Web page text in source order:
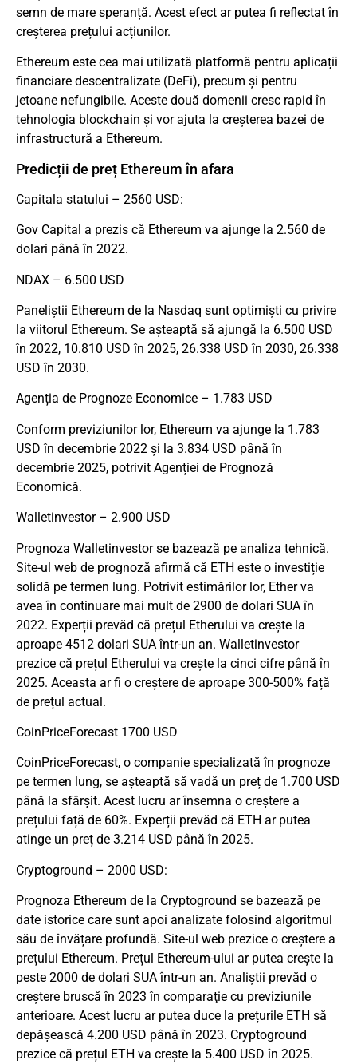
semn de mare speranță. Acest efect ar putea fi reflectat în
creșterea prețului acțiunilor.
Ethereum este cea mai utilizată platformă pentru aplicații
financiare descentralizate (DeFi), precum și pentru
jetoane nefungibile. Aceste două domenii cresc rapid în
tehnologia blockchain și vor ajuta la creșterea bazei de
infrastructură a Ethereum.
Predicții de preț Ethereum în afara
Capitala statului – 2560 USD:
Gov Capital a prezis că Ethereum va ajunge la 2.560 de
dolari până în 2022.
NDAX – 6.500 USD
Paneliştii Ethereum de la Nasdaq sunt optimişti cu privire
la viitorul Ethereum. Se așteaptă să ajungă la 6.500 USD
în 2022, 10.810 USD în 2025, 26.338 USD în 2030, 26.338
USD în 2030.
Agenția de Prognoze Economice – 1.783 USD
Conform previziunilor lor, Ethereum va ajunge la 1.783
USD în decembrie 2022 și la 3.834 USD până în
decembrie 2025, potrivit Agenției de Prognoză
Economică.
Walletinvestor – 2.900 USD
Prognoza Walletinvestor se bazează pe analiza tehnică.
Site-ul web de prognoză afirmă că ETH este o investiție
solidă pe termen lung. Potrivit estimărilor lor, Ether va
avea în continuare mai mult de 2900 de dolari SUA în
2022. Experții prevăd că prețul Etherului va crește la
aproape 4512 dolari SUA într-un an. Walletinvestor
prezice că prețul Etherului va crește la cinci cifre până în
2025. Aceasta ar fi o creștere de aproape 300-500% față
de prețul actual.
CoinPriceForecast 1700 USD
CoinPriceForecast, o companie specializată în prognoze
pe termen lung, se așteaptă să vadă un preț de 1.700 USD
până la sfârșit. Acest lucru ar însemna o creștere a
prețului față de 60%. Experții prevăd că ETH ar putea
atinge un preț de 3.214 USD până în 2025.
Cryptoground – 2000 USD:
Prognoza Ethereum de la Cryptoground se bazează pe
date istorice care sunt apoi analizate folosind algoritmul
său de învățare profundă. Site-ul web prezice o creștere a
prețului Ethereum. Prețul Ethereum-ului ar putea crește la
peste 2000 de dolari SUA într-un an. Analiştii prevăd o
creştere bruscă în 2023 în comparaţie cu previziunile
anterioare. Acest lucru ar putea duce la prețurile ETH să
depășească 4.200 USD până în 2023. Cryptoground
prezice că prețul ETH va crește la 5.400 USD în 2025.